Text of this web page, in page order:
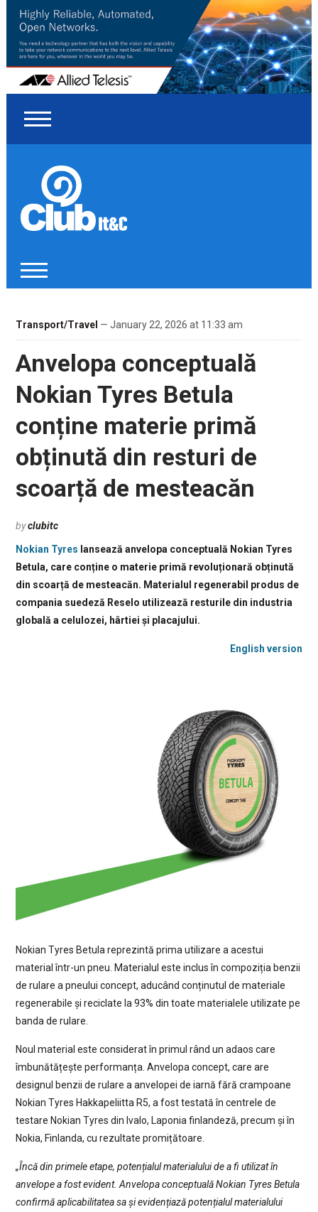
Transport/Travel — January 22, 2026 at 11:33 am
Anvelopa conceptuală
Nokian Tyres Betula
conține materie primă
obținută din resturi de
scoarță de mesteacăn
byclubitc
Nokian Tyres lansează anvelopa conceptuală Nokian Tyres
Betula, care conține o materie primă revoluționară obținută
din scoarță de mesteacăn. Materialul regenerabil produs de
compania suedeză Reselo utilizează resturile din industria
globală a celulozei, hârtiei și placajului.
English version
Nokian Tyres Betula reprezintă prima utilizare a acestui
material într-un pneu. Materialul este inclus în compoziția benzii
de rulare a pneului concept, aducând conținutul de materiale
regenerabile și reciclate la 93% din toate materialele utilizate pe
banda de rulare.
Noul material este considerat în primul rând un adaos care
îmbunătățește performanța. Anvelopa concept, care are
designul benzii de rulare a anvelopei de iarnă fără crampoane
Nokian Tyres Hakkapeliitta R5, a fost testată în centrele de
testare Nokian Tyres din Ivalo, Laponia finlandeză, precum și în
Nokia, Finlanda, cu rezultate promițătoare.
„Încă din primele etape, potențialul materialului de a fi utilizat în
anvelope a fost evident. Anvelopa conceptuală Nokian Tyres Betula
confirmă aplicabilitatea sa și evidențiază potențialul materialului